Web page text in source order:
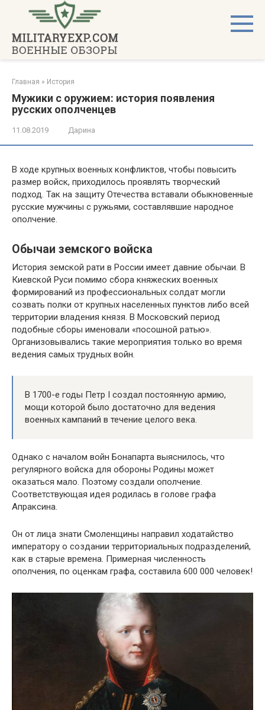
контенту
Главная » История
Мужики с оружием: история появления
русских ополченцев
11.08.2019 Дарина
В ходе крупных военных конфликтов, чтобы повысить
размер войск, приходилось проявлять творческий
подход. Так на защиту Отечества вставали обыкновенные
русские мужчины с ружьями, составлявшие народное
ополчение.
Обычаи земского войска
История земской рати в России имеет давние обычаи. В
Киевской Руси помимо сбора княжеских военных
формирований из профессиональных солдат могли
созвать полки от крупных населенных пунктов либо всей
территории владения князя. В Московский период
подобные сборы именовали «посошной ратью».
Организовывались такие мероприятия только во время
ведения самых трудных войн.
В 1700-е годы Петр I создал постоянную армию,
мощи которой было достаточно для ведения
военных кампаний в течение целого века.
Однако с началом войн Бонапарта выяснилось, что
регулярного войска для обороны Родины может
оказаться мало. Поэтому создали ополчение.
Соответствующая идея родилась в голове графа
Апраксина.
Он от лица знати Смоленщины направил ходатайство
императору о создании территориальных подразделений,
как в старые времена. Примерная численность
ополчения, по оценкам графа, составила 600 000 человек!